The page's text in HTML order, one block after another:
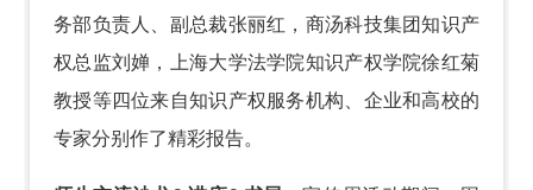
务部负责人、副总裁张丽红，商汤科技集团知识产
权总监刘婵，上海大学法学院知识产权学院徐红菊
教授等四位来自知识产权服务机构、企业和高校的
专家分别作了精彩报告。